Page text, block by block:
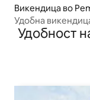
Викендица во
Удобна
Удобност